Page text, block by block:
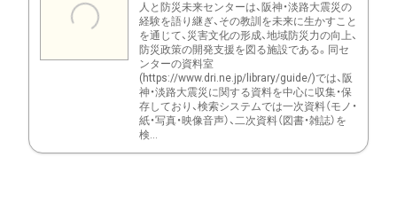
人と防災未来センターは、阪神・淡路大震災の
経験を語り継ぎ、その教訓を未来に生かすこと
を通じて、災害文化の形成、地域防災力の向上、
防災政策の開発支援を図る施設である。同セ
ンターの資料室
(https://www.dri.ne.jp/library/guide/)では、阪
神・淡路大震災に関する資料を中心に収集・保
存しており、検索システムでは一次資料（モノ・
紙・写真・映像音声）、二次資料（図書・雑誌）を
検...